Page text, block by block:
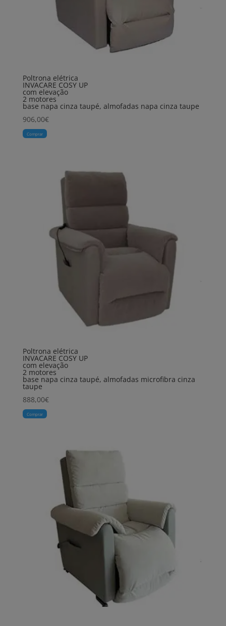
Poltrona elétrica
INVACARE COSY UP
com elevação
2 motores
base napa cinza taupé, almofadas napa cinza taupe
906,00€
Comprar
Poltrona elétrica
INVACARE COSY UP
com elevação
2 motores
base napa cinza taupé, almofadas microfibra cinza
taupe
888,00€
Comprar